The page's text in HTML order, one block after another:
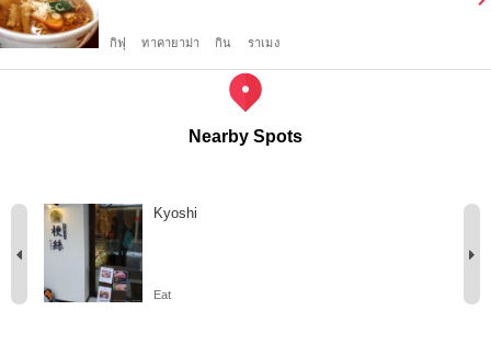
กิฟุ ทาคายาม่า กิน ราเมง
Nearby Spots
Kyoshi
Eat